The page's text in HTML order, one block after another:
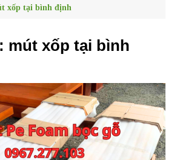
xốp tại bình định
mút xốp tại bình